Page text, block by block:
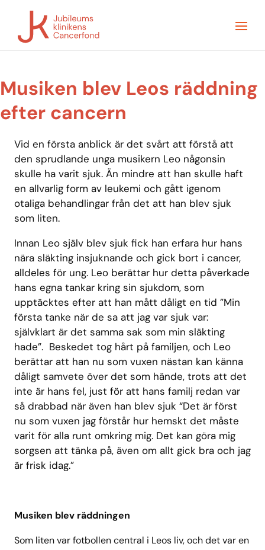
Musiken blev Leos räddning
efter cancern
Vid en första anblick är det svårt att förstå att
den sprudlande unga musikern Leo någonsin
skulle ha varit sjuk. Än mindre att han skulle haft
en allvarlig form av leukemi och gått igenom
otaliga behandlingar från det att han blev sjuk
som liten.
Innan Leo själv blev sjuk fick han erfara hur hans
nära släkting insjuknande och gick bort i cancer,
alldeles för ung. Leo berättar hur detta påverkade
hans egna tankar kring sin sjukdom, som
upptäcktes efter att han mått dåligt en tid ”Min
första tanke när de sa att jag var sjuk var:
självklart är det samma sak som min släkting
hade”. Beskedet tog hårt på familjen, och Leo
berättar att han nu som vuxen nästan kan känna
dåligt samvete över det som hände, trots att det
inte är hans fel, just för att hans familj redan var
så drabbad när även han blev sjuk “Det är först
nu som vuxen jag förstår hur hemskt det måste
varit för alla runt omkring mig. Det kan göra mig
sorgsen att tänka på, även om allt gick bra och jag
är frisk idag.”
Musiken blev räddningen
Som liten var fotbollen central i Leos liv, och det var en